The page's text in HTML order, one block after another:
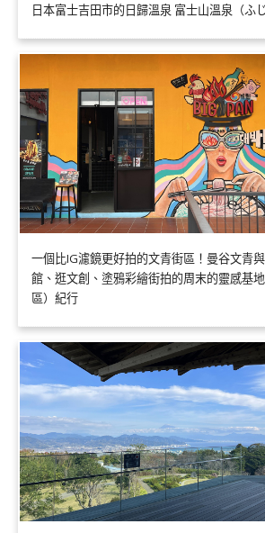
日本富士吉田市的日歸溫泉 富士山溫泉（ふ
一個比IG濾鏡更好拍的文青街區！曼谷文青
館、逛文創、塗鴉彩繪街拍的周末的靈感基地
區）紀行